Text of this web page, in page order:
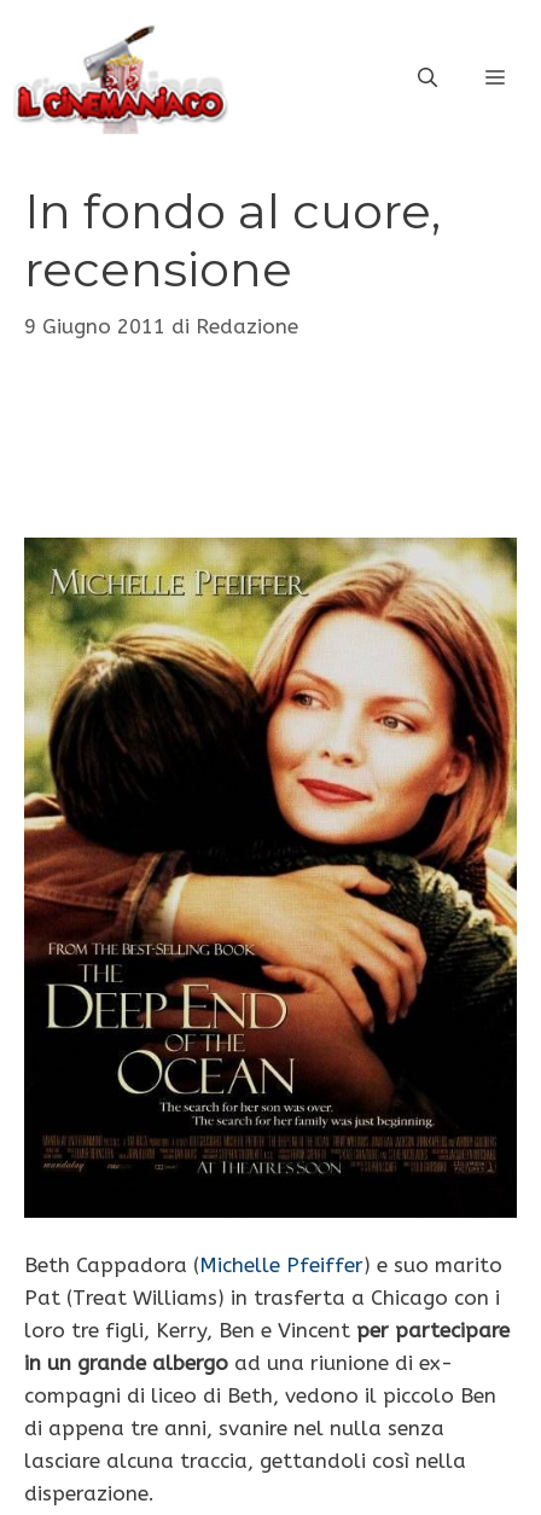
contenuto
In fondo al cuore,
recensione
9 Giugno 2011 di Redazione
Beth Cappadora (Michelle Pfeiffer) e suo marito
Pat (Treat Williams) in trasferta a Chicago con i
loro tre figli, Kerry, Ben e Vincent per partecipare
in un grande albergo ad una riunione di ex-
compagni di liceo di Beth, vedono il piccolo Ben
di appena tre anni, svanire nel nulla senza
lasciare alcuna traccia, gettandoli così nella
disperazione.